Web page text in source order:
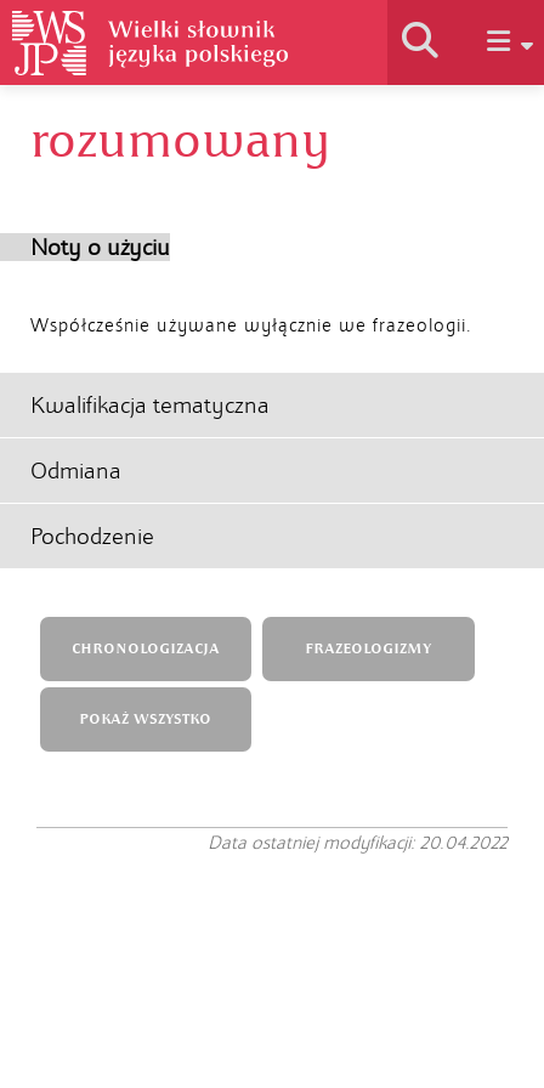
Historia słownika
rozumowany
Noty o użyciu
Współcześnie używane wyłącznie we frazeologii.
Kwalifikacja tematyczna
Odmiana
Pochodzenie
CHRONOLOGIZACJA FRAZEOLOGIZMY
POKAŻ WSZYSTKO
Data ostatniej modyfikacji: 20.04.2022